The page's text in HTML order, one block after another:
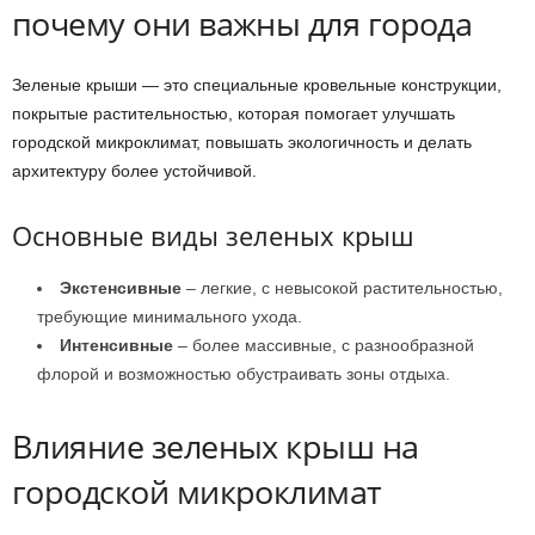
почему они важны для города
Зеленые крыши — это специальные кровельные конструкции,
покрытые растительностью, которая помогает улучшать
городской микроклимат, повышать экологичность и делать
архитектуру более устойчивой.
Основные виды зеленых крыш
Экстенсивные – легкие, с невысокой растительностью,
требующие минимального ухода.
Интенсивные – более массивные, с разнообразной
флорой и возможностью обустраивать зоны отдыха.
Влияние зеленых крыш на
городской микроклимат